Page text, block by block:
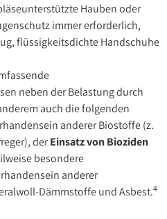
Hauben oder
immer erforderlich,
flüssigkeitsdichte Handschuhe
neben der Belastung durch
auch die folgenden
anderer Biostoffe (z.
derEinsatz von Bioziden
besondere
anderer
Dämmstoffe und Asbest.4